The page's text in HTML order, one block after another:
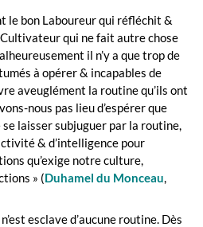
le bon Laboureur qui réfléchit &
Cultivateur qui ne fait autre chose
il n’y a que trop de
à opérer & incapables de
aveuglément la routine qu’ils ont
nous pas lieu d’espérer que
laisser subjuguer par la routine,
& d’intelligence pour
qu’exige notre culture,
» (Duhamel du Monceau,
esclave d’aucune routine. Dès